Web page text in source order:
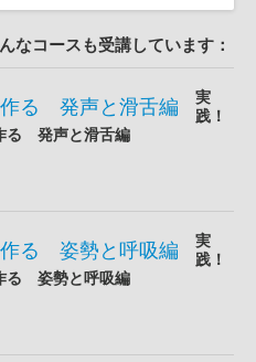
なコースも受講しています：
実
践！
る 発声と滑舌編
実
践！
る 姿勢と呼吸編